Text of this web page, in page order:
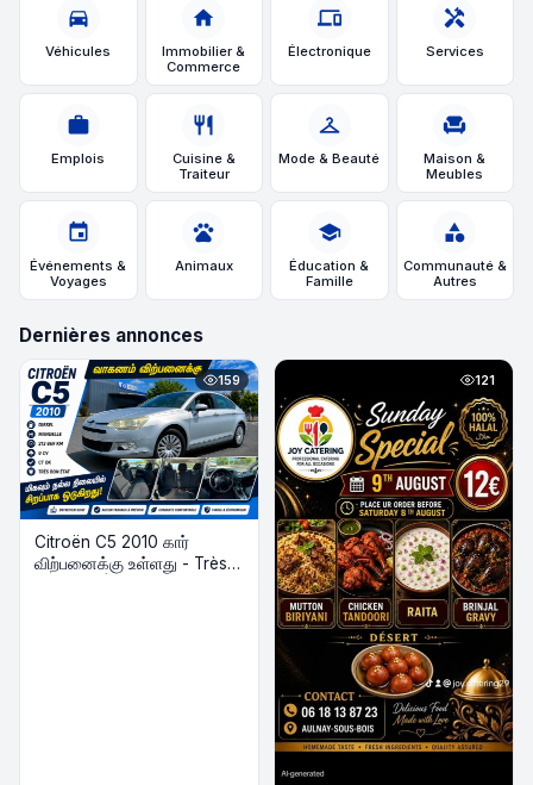
directions_car
Véhicules
home
Immobilier &
Commerce
devices
Électronique
handyman
Services
work
Emplois
restaurant
Cuisine &
Traiteur
checkroom
Mode & Beauté
chair
Maison &
Meubles
event
Événements &
Voyages
pets
Animaux
school
Éducation &
Famille
category
Communauté &
Autres
Dernières annonces
159
Citroën C5 2010 கார்
விற்பனைக்கு உள்ளது - Très
121